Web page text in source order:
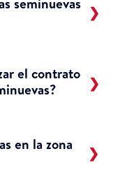
el contrato
en la zona